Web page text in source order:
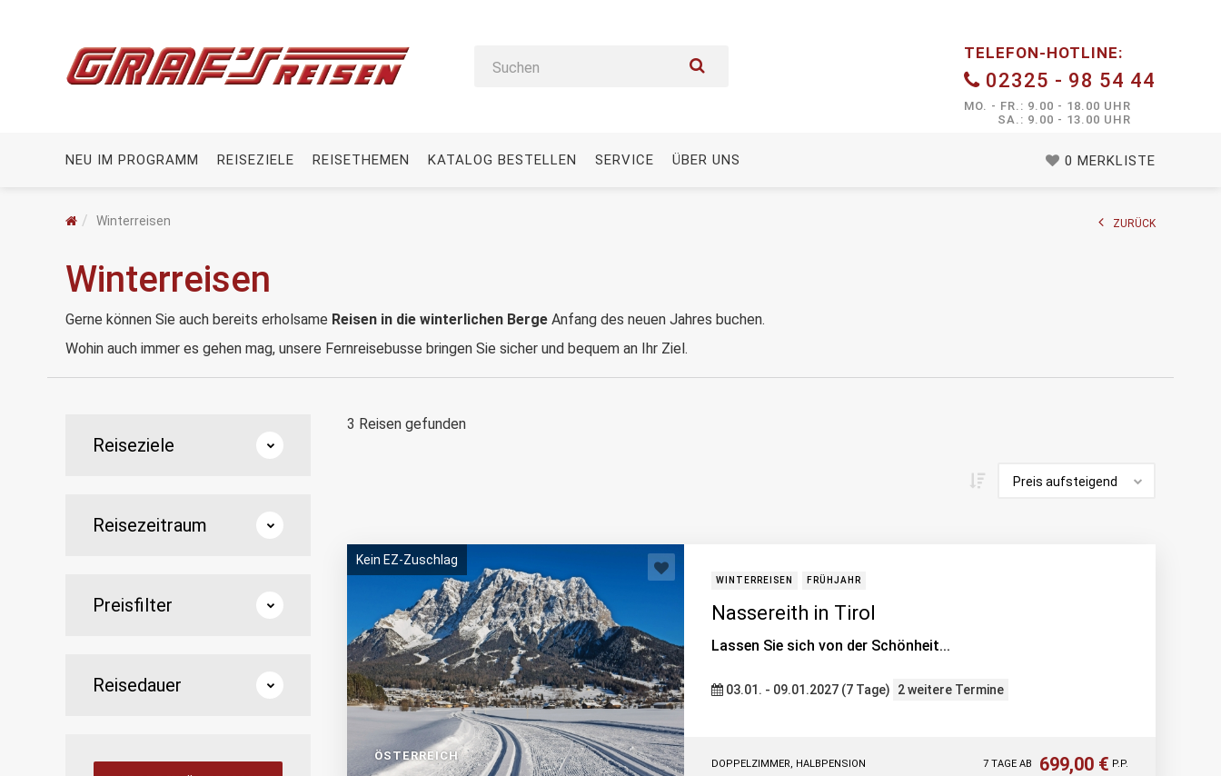
0 MERKLISTE
TELEFON-HOTLINE:
02325 - 98 54 44
MO. - FR.: 9.00 - 18.00 UHR
SA.: 9.00 - 13.00 UHR
NEU IM PROGRAMM REISEZIELE REISETHEMEN KATALOG BESTELLEN SERVICE ÜBER UNS
Winterreisen ZURÜCK
Winterreisen
Gerne können Sie auch bereits erholsame Reisen in die winterlichen Berge Anfang des neuen Jahres buchen.
Wohin auch immer es gehen mag, unsere Fernreisebusse bringen Sie sicher und bequem an Ihr Ziel.
Reiseziele
Reisezeitraum
Preisfilter
Reisedauer
3 Reisen gefunden
Kein EZ-Zuschlag
ÖSTERREICH
WINTERREISEN FRÜHJAHR
Nassereith in Tirol
Lassen Sie sich von der Schönheit...
03.01. - 09.01.2027 (7 Tage) 2 weitere Termine
7 TAGE AB 699,00 € P.P.
DOPPELZIMMER, HALBPENSION